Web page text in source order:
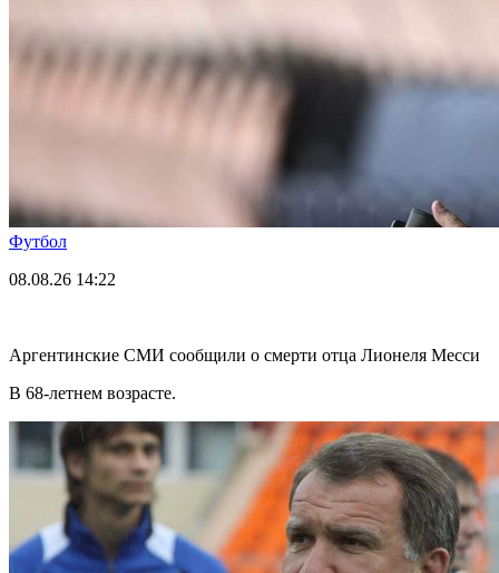
Футбол
08.08.26 14:22
Аргентинские СМИ сообщили о смерти отца Лионеля Месси
В 68-летнем возрасте.